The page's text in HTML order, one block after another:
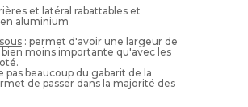
et latéral rabattables et
aluminium
: permet d'avoir une largeur de
moins importante qu'avec les
pas beaucoup du gabarit de la
de passer dans la majorité des